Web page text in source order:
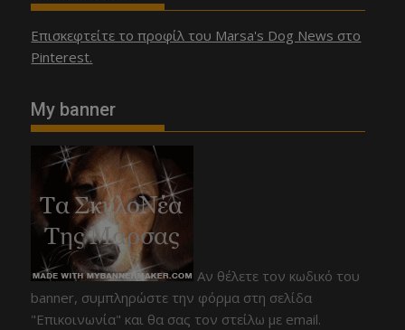
Επισκεφτείτε το προφίλ του Marsa's Dog News στο
Pinterest.
My banner
Αν θέλετε τον κωδικό του
banner, συμπληρώστε την φόρμα στη σελίδα
"Επικοινωνία" και θα σας τον στείλω με email.